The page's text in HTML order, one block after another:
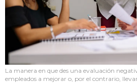
La manera en que des una evaluación
empleados a mejorar o, por el contrario,